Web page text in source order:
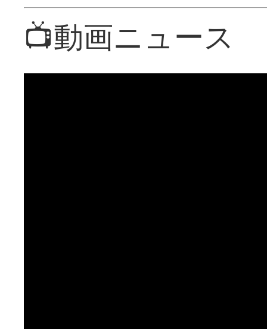
📺動画ニュース